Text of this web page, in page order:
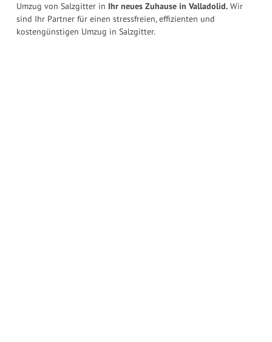
Umzug von Salzgitter in Ihr neues Zuhause in Valladolid. Wir
sind Ihr Partner für einen stressfreien, effizienten und
kostengünstigen Umzug in Salzgitter.